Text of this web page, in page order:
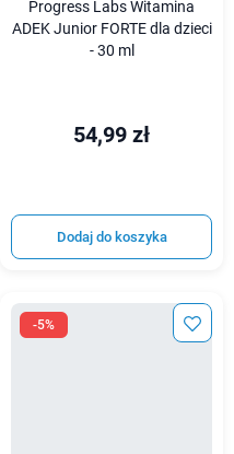
Progress Labs Witamina
ADEK Junior FORTE dla dzieci
- 30 ml
54,99 zł
Dodaj do koszyka
-5%